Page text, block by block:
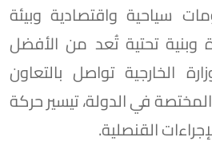
سياحية واقتصادية وبيئة
وبنية تحتية تُعد من الأفضل
الخارجية تواصل بالتعاون
في الدولة، تيسير حركة
القنصلية.